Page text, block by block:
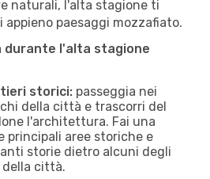
naturali, l'alta stagione ti
paesaggi mozzafiato.
durante l'alta stagione
storici: passeggia nei
della città e trascorri del
l'architettura. Fai una
principali aree storiche e
storie dietro alcuni degli
città.